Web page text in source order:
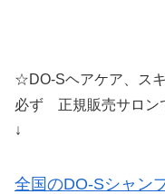
☆DO-Sヘアケア、ス
必ず 正規販売サロン
↓
全国のDO-Sシャン